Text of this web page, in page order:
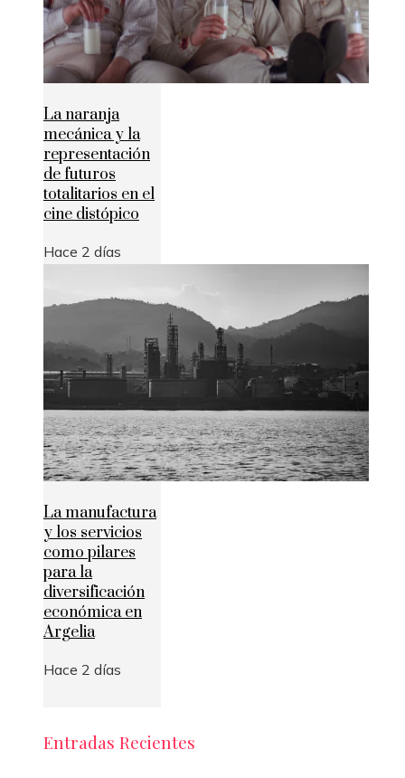
La naranja
mecánica y la
representación
de futuros
totalitarios en el
cine distópico
Hace 2 días
La manufactura
y los servicios
como pilares
para la
diversificación
económica en
Argelia
Hace 2 días
Entradas Recientes